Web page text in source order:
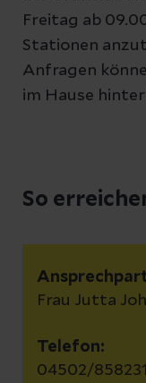
Freitag ab
Stationen
Anfragen
im Hause
So
Frau Jutta
Telefon:
04502/